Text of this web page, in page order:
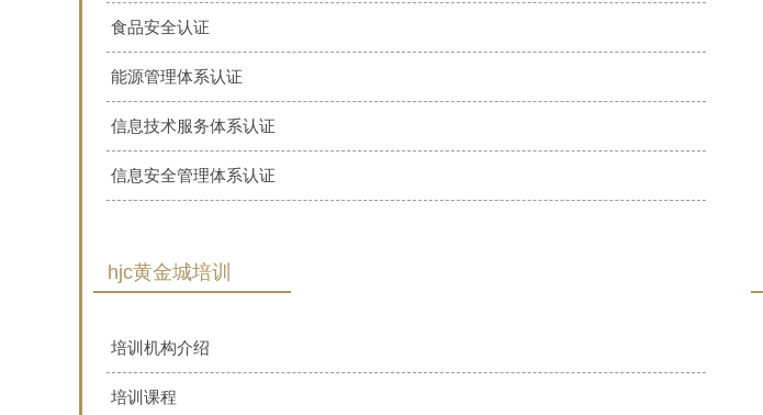
食品安全认证
能源管理体系认证
信息技术服务体系认证
信息安全管理体系认证
hjc黄金城培训
培训机构介绍
培训课程